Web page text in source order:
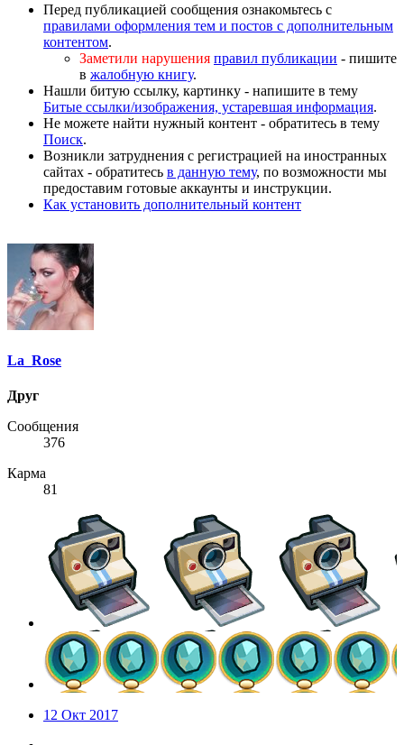
Перед публикацией сообщения ознакомьтесь с
правилами оформления тем и постов с дополнительным
контентом.
Заметили нарушения правил публикации - пишите
в жалобную книгу.
Нашли битую ссылку, картинку - напишите в тему
Битые ссылки/изображения, устаревшая информация.
Не можете найти нужный контент - обратитесь в тему
Поиск.
Возникли затруднения с регистрацией на иностранных
сайтах - обратитесь в данную тему, по возможности мы
предоставим готовые аккаунты и инструкции.
Как установить дополнительный контент
La_Rose
Друг
Сообщения
376
Карма
81
12 Окт 2017